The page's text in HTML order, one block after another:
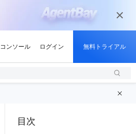
目次